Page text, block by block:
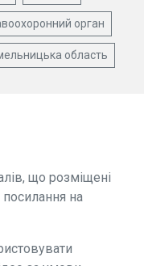
орган
область
що розміщені
посилання на